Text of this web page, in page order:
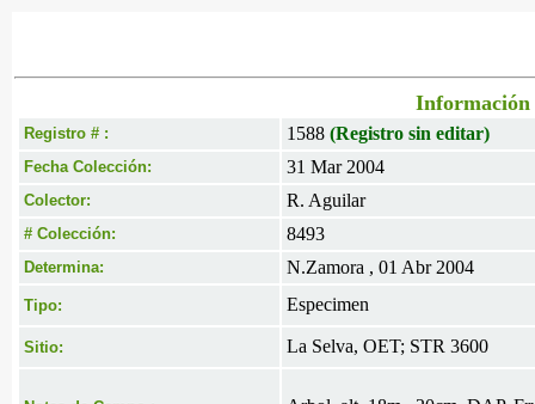
Información
Registro # : 1588 (Registro sin editar)
Fecha Colección: 31 Mar 2004
Colector: R. Aguilar
# Colección: 8493
Determina: N.Zamora , 01 Abr 2004
Tipo: Especimen
Sitio: La Selva, OET; STR 3600